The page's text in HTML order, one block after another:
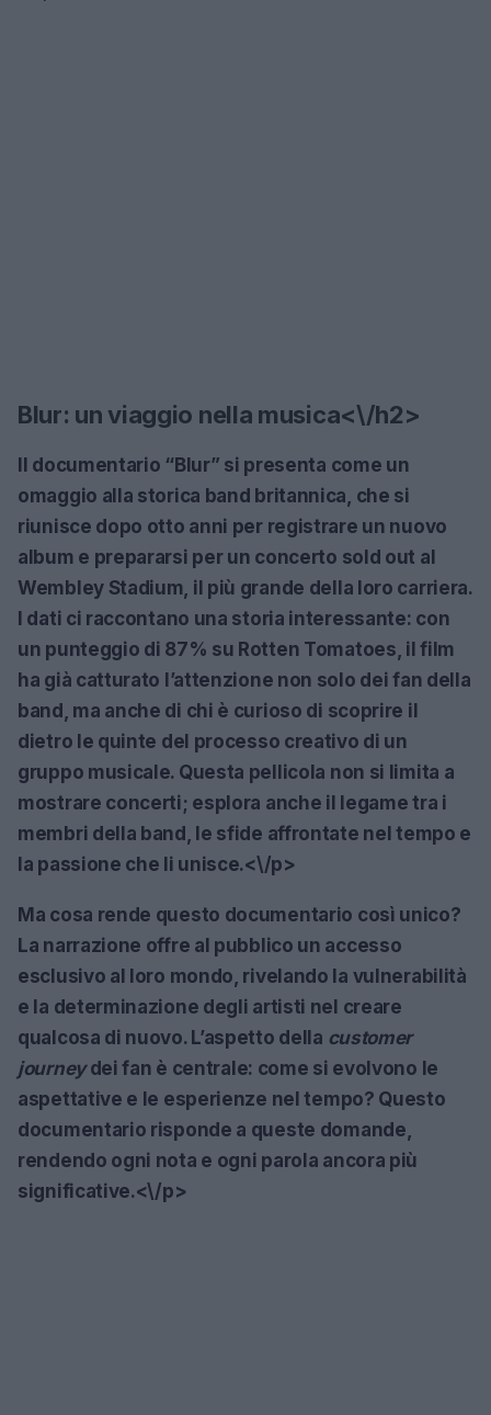
Blur: un viaggio nella musica<\/h2>
Il documentario “Blur” si presenta come un
omaggio alla storica band britannica, che si
riunisce dopo otto anni per registrare un nuovo
album e prepararsi per un concerto sold out al
Wembley Stadium, il più grande della loro carriera.
I dati ci raccontano una storia interessante: con
un punteggio di 87% su Rotten Tomatoes, il film
ha già catturato l’attenzione non solo dei fan della
band, ma anche di chi è curioso di scoprire il
dietro le quinte del processo creativo di un
gruppo musicale. Questa pellicola non si limita a
mostrare concerti; esplora anche il legame tra i
membri della band, le sfide affrontate nel tempo e
la passione che li unisce.<\/p>
Ma cosa rende questo documentario così unico?
La narrazione offre al pubblico un accesso
esclusivo al loro mondo, rivelando la vulnerabilità
e la determinazione degli artisti nel creare
qualcosa di nuovo. L’aspetto della customer
journeydei fan è centrale: come si evolvono le
aspettative e le esperienze nel tempo? Questo
documentario risponde a queste domande,
rendendo ogni nota e ogni parola ancora più
significative.<\/p>